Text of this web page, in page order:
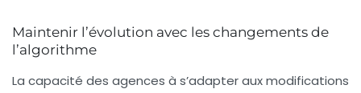
Maintenir l’évolution avec les changements de
l’algorithme
La capacité des agences à s’adapter aux modifications